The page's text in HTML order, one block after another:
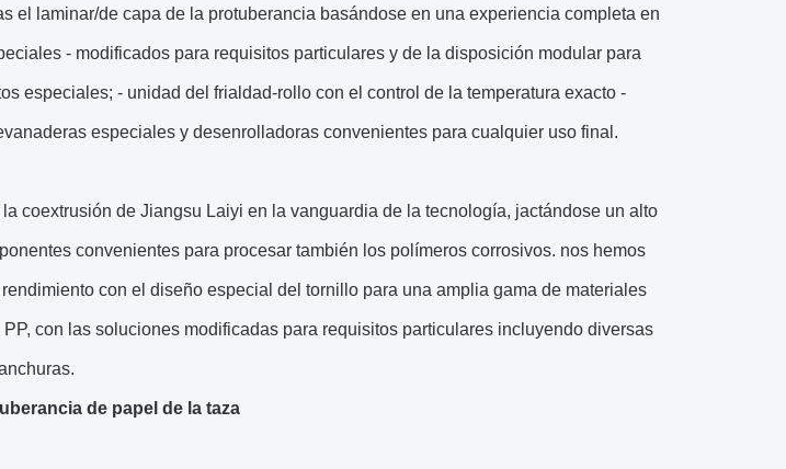
el laminar/de capa de la protuberancia basándose en una experiencia completa en
- modificados para requisitos particulares y de la disposición modular para
especiales; - unidad del frialdad-rollo con el control de la temperatura exacto -
especiales y desenrolladoras convenientes para cualquier uso final.
coextrusión de Jiangsu Laiyi en la vanguardia de la tecnología, jactándose un alto
convenientes para procesar también los polímeros corrosivos. nos hemos
con el diseño especial del tornillo para una amplia gama de materiales
con las soluciones modificadas para requisitos particulares incluyendo diversas
de papel de la taza